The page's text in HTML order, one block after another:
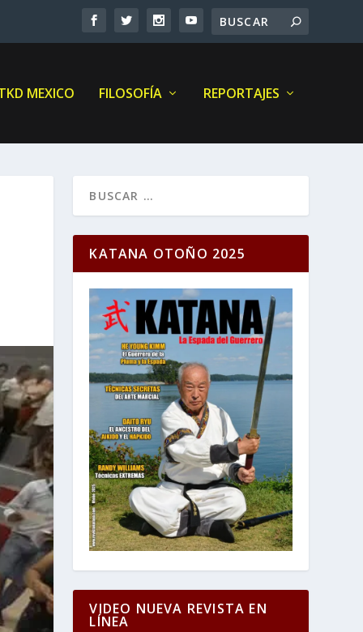
MEXICO FILOSOFÍA REPORTAJES
KATANA OTOÑO 2025
VIDEO NUEVA REVISTA EN
LÍNEA